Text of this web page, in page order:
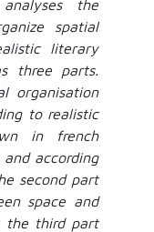
the
spatial
literary
three parts.
organisation
to realistic
in french
according
second part
space and
the third part